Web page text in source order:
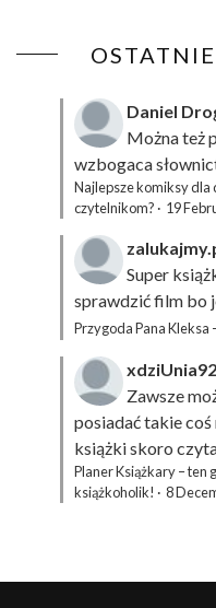
Daniel
Można też
wzbogaca
Najlepsze komiksy dla
czytelnikom? · 19
Super
sprawdzić film bo
Przygoda Pana Kleksa
xdziUnia92
Zawsze
posiadać takie
książki skoro
Planer Książkary – ten
książkoholik! · 8